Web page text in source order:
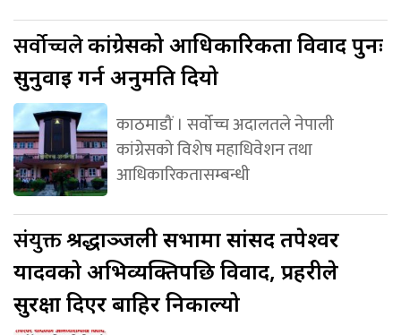
सर्वोच्चलेकांग्रेसको आधिकारिकता विवाद पुनः
सुनुवाइ गर्न अनुमति दियो
काठमाडौं । सर्वोच्च अदालतले नेपाली
कांग्रेसको विशेष महाधिवेशन तथा
आधिकारिकतासम्बन्धी
संयुक्तश्रद्धाञ्जली सभामा सांसद तपेश्वर
यादवको अभिव्यक्तिपछि विवाद, प्रहरीले
सुरक्षा दिएर बाहिर निकाल्यो